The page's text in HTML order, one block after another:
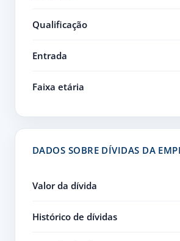
Qualificação
Entrada
Faixa etária
DADOS SOBRE DÍVIDAS DA
Valor da dívida
Histórico de dívidas